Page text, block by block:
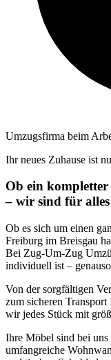
Umzugsfirma beim
Ihr neues Zuhause ist
Ob ein
– wir sind für
Ob es sich um einen
Freiburg im Breisgau
Bei Zug-Um-Zug
individuell ist –
Von der sorgfältigen
zum sicheren
wir jedes Stück mit
Ihre Möbel sind bei uns
umfangreiche